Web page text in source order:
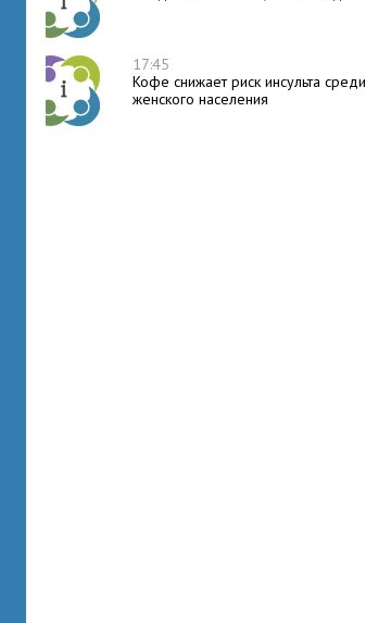
17:45
Кофе снижает риск инсульта среди
женского населения